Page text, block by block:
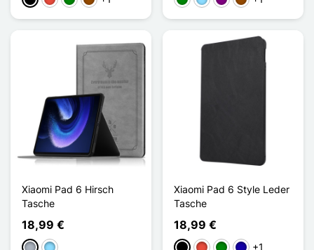
Xiaomi Pad 6 Hirsch
Tasche
18,99 €
Xiaomi Pad 6 Style Leder
Tasche
18,99 €
+1